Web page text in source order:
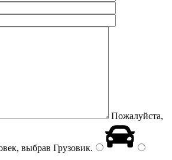
Пожалуйста,
выбрав Грузовик.